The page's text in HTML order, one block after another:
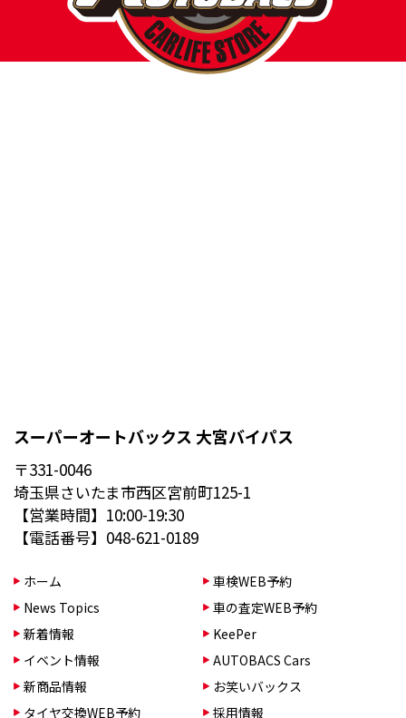
スーパーオートバックス 大宮バイパス
〒331-0046
埼玉県さいたま市西区宮前町125-1
【営業時間】10:00-19:30
【電話番号】048-621-0189
ホーム
News Topics
新着情報
イベント情報
新商品情報
タイヤ交換WEB予約
車検WEB予約
車の査定WEB予約
KeePer
AUTOBACS Cars
お笑いバックス
採用情報